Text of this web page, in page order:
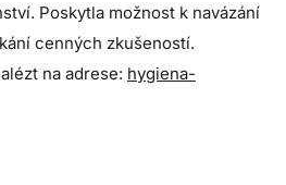
Poskytla možnost k navázání
cenných zkušeností.
na adrese: hygiena-